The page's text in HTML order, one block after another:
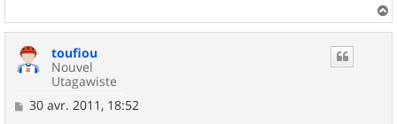
a
toufiou
Nouvel
Utagawiste
M
30 avr. 2011, 18:52